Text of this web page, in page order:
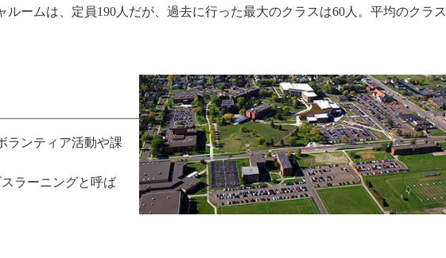
ームは、定員190人だが、過去に行った最大のクラスは60人。平均のクラス
ランティア活動や課
ラーニングと呼ば